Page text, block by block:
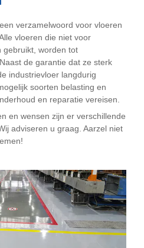
verzamelwoord voor vloeren
vloeren die niet voor
gebruikt, worden tot
de garantie dat ze sterk
industrievloer langdurig
soorten belasting en
en reparatie vereisen.
en wensen zijn er verschillende
adviseren u graag. Aarzel niet